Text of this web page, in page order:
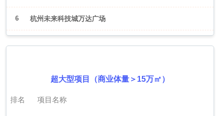
6 杭州未来科技城万达广场
超大型项目（商业体量＞15万㎡）
排名 项目名称